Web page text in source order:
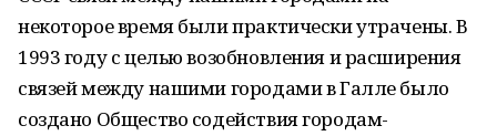
некоторое время были практически утрачены. В
1993 году с целью возобновления и расширения
связей между нашими городами в Галле было
создано Общество содействия городам-